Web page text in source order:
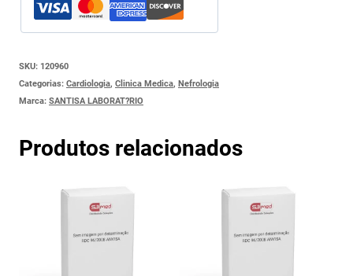
SKU: 120960
Categorias: Cardiologia, Clinica Medica, Nefrologia
Marca: SANTISA LABORAT?RIO
Produtos relacionados